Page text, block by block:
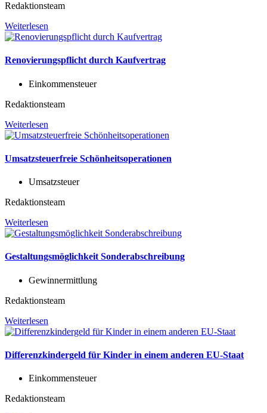
Redaktionsteam
Weiterlesen
Renovierungspflicht durch Kaufvertrag
Einkommensteuer
Redaktionsteam
Weiterlesen
Umsatzsteuerfreie Schönheitsoperationen
Umsatzsteuer
Redaktionsteam
Weiterlesen
Gestaltungsmöglichkeit Sonderabschreibung
Gewinnermittlung
Redaktionsteam
Weiterlesen
Differenzkindergeld für Kinder in einem anderen EU-Staat
Einkommensteuer
Redaktionsteam